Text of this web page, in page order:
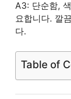
A3: 단순함,
요합니다. 깔
다.
Table of